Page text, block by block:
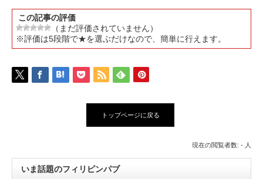
この記事の評価
（まだ評価されていません）
※評価は5段階で★を選ぶだけなので、簡単に行えます。
トップページに戻る
現在の閲覧者数: - 人
いま話題のフィリピンパブ